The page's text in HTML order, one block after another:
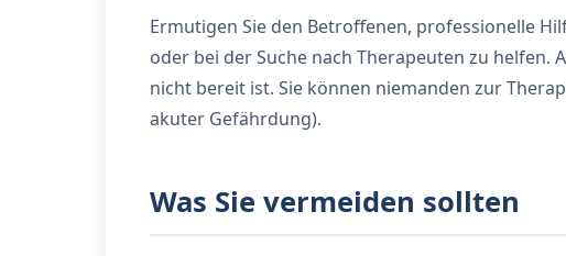
Ermutigen Sie den Betroffenen, professionelle
oder bei der Suche nach Therapeuten zu helfen.
nicht bereit ist. Sie können niemanden zur
akuter Gefährdung).
Was Sie vermeiden sollten